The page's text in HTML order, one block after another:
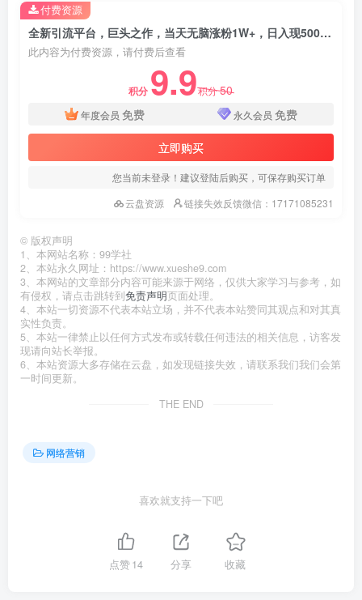
全新引流平台，巨头之作，当天无脑涨粉1W+，日入现500+，解放双手操作简单
此内容为付费资源，请付费后查看
积分 9.9积分50
年度会员 免费 永久会员 免费
立即购买
您当前未登录！建议登陆后购买，可保存购买订单
云盘资源
链接失效反馈微信：17171085231
付费资源
© 版权声明
1、本网站名称：99学社
2、本站永久网址：https://www.xueshe9.com
3、本网站的文章部分内容可能来源于网络，仅供大家学习与参考，如
有侵权，请点击跳转到免责声明页面处理。
4、本站一切资源不代表本站立场，并不代表本站赞同其观点和对其真
实性负责。
5、本站一律禁止以任何方式发布或转载任何违法的相关信息，访客发
现请向站长举报。
6、本站资源大多存储在云盘，如发现链接失效，请联系我们我们会第
一时间更新。
THE END
网络营销
喜欢就支持一下吧
点赞14 分享 收藏